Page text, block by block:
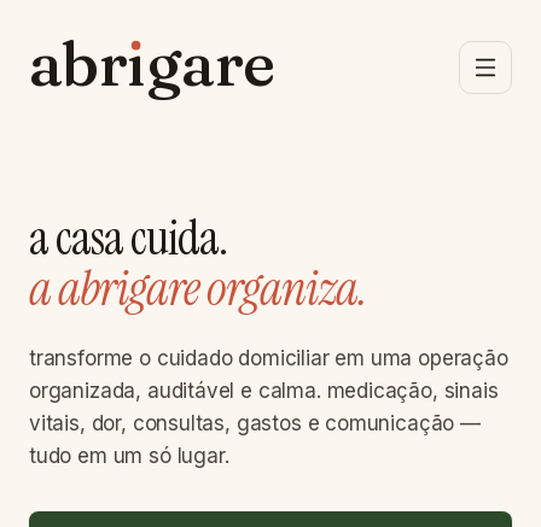
abrıgare
a casa cuida.
a abrigare organiza.
transforme o cuidado domiciliar em uma operação
organizada, auditável e calma. medicação, sinais
vitais, dor, consultas, gastos e comunicação —
tudo em um só lugar.